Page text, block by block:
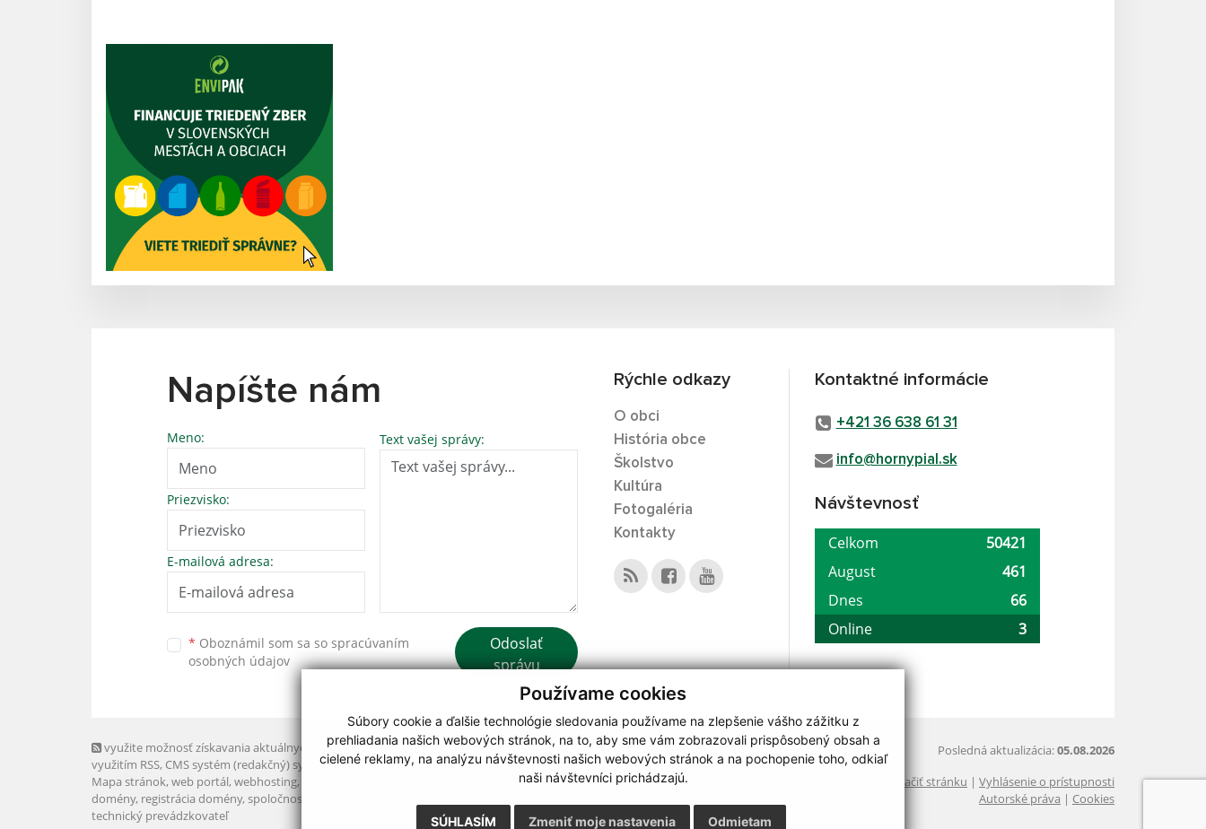
Používame cookies
Súbory cookie a ďalšie technológie sledovania používame na zlepšenie vášho zážitku z
prehliadania našich webových stránok, na to, aby sme vám zobrazovali prispôsobený obsah a
cielené reklamy, na analýzu návštevnosti našich webových stránok a na pochopenie toho, odkiaľ
naši návštevníci prichádzajú.
SÚHLASÍM Odmietam
Zmeniť moje nastavenia
Napíšte nám
Meno:
Priezvisko:
E-mailová adresa:
Text vašej správy:
* Oboznámil som sa so spracúvaním
osobných údajov
Odoslať
správu
Rýchle odkazy
O obci
História obce
Školstvo
Kultúra
Fotogaléria
Kontakty
Kontaktné informácie
+421 36 638 61 31
info@hornypial.sk
Návštevnosť
využite možnosť získavania aktuálnych informácií s
využitím RSS, CMS systém (redakčný) systém ECHELON 2,
Mapa stránok, web portál, webhosting,
domény, registrácia domény, spoločnosť webex.digital, s.r.o.
technický prevádzkovateľ
Posledná aktualizácia:05.08.2026
Vytlačiť stránku | Vyhlásenie o prístupnosti
Autorské práva | Cookies
webdesign|